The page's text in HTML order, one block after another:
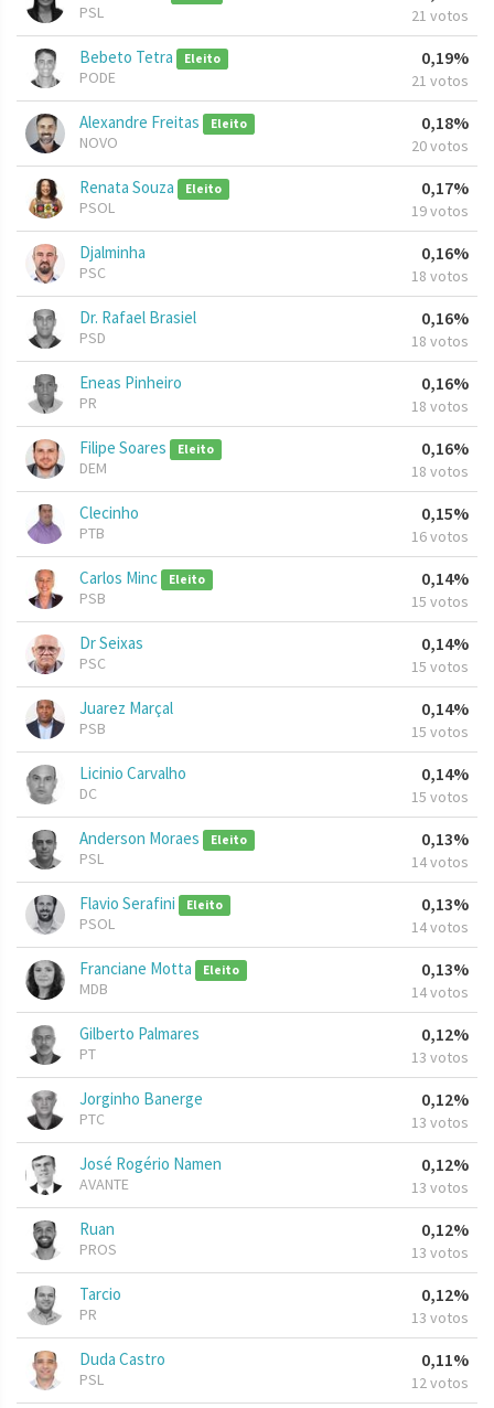
PSL 21 votos
Bebeto Tetra Eleito
PODE
0,19%
21 votos
Alexandre Freitas Eleito
NOVO
0,18%
20 votos
Renata Souza Eleito
PSOL
0,17%
19 votos
Djalminha
PSC
0,16%
18 votos
Dr. Rafael Brasiel
PSD
0,16%
18 votos
Eneas Pinheiro
PR
0,16%
18 votos
Filipe Soares Eleito
DEM
0,16%
18 votos
Clecinho
PTB
0,15%
16 votos
Carlos Minc Eleito
PSB
0,14%
15 votos
Dr Seixas
PSC
0,14%
15 votos
Juarez Marçal
PSB
0,14%
15 votos
Licinio Carvalho
DC
0,14%
15 votos
Anderson Moraes Eleito
PSL
0,13%
14 votos
Flavio Serafini Eleito
PSOL
0,13%
14 votos
Franciane Motta Eleito
MDB
0,13%
14 votos
Gilberto Palmares
PT
0,12%
13 votos
Jorginho Banerge
PTC
0,12%
13 votos
José Rogério Namen
AVANTE
0,12%
13 votos
Ruan
PROS
0,12%
13 votos
Tarcio
PR
0,12%
13 votos
Duda Castro
PSL
0,11%
12 votos